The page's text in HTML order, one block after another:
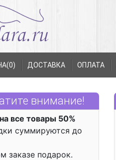
0) ДОСТАВКА ОПЛАТА
внимание!
все товары 50%
суммируются до
заказе подарок.